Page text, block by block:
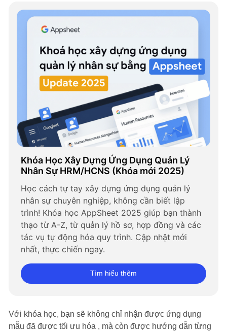
Khóa Học Xây Dựng Ứng Dụng Quản Lý
Nhân Sự HRM/HCNS (Khóa mới 2025)
Học cách tự tay xây dựng ứng dụng quản lý
nhân sự chuyên nghiệp, không cần biết lập
trình! Khóa học AppSheet 2025 giúp bạn thành
thạo từ A-Z, từ quản lý hồ sơ, hợp đồng và các
tác vụ tự động hóa quy trình. Cập nhật mới
nhất, thực chiến ngay.
Tìm hiểu thêm
Với khóa học, bạn sẽ không chỉ nhận được ứng dụng
mẫu đã được tối ưu hóa , mà còn được hướng dẫn từng